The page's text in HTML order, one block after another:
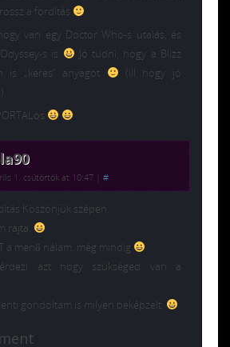
a fordítás
van egy Doctor Who-s utalás, és
s is
Jó tudni, hogy a Blizz
is „keres” anyagot
(ill hogy jó
1. csütörtök at 10:47 #
Köszönjük szépen.
rajta.
a menő nálam. még mindig
azt hogy szükséged van a
gondoltam is milyen beképzelt.